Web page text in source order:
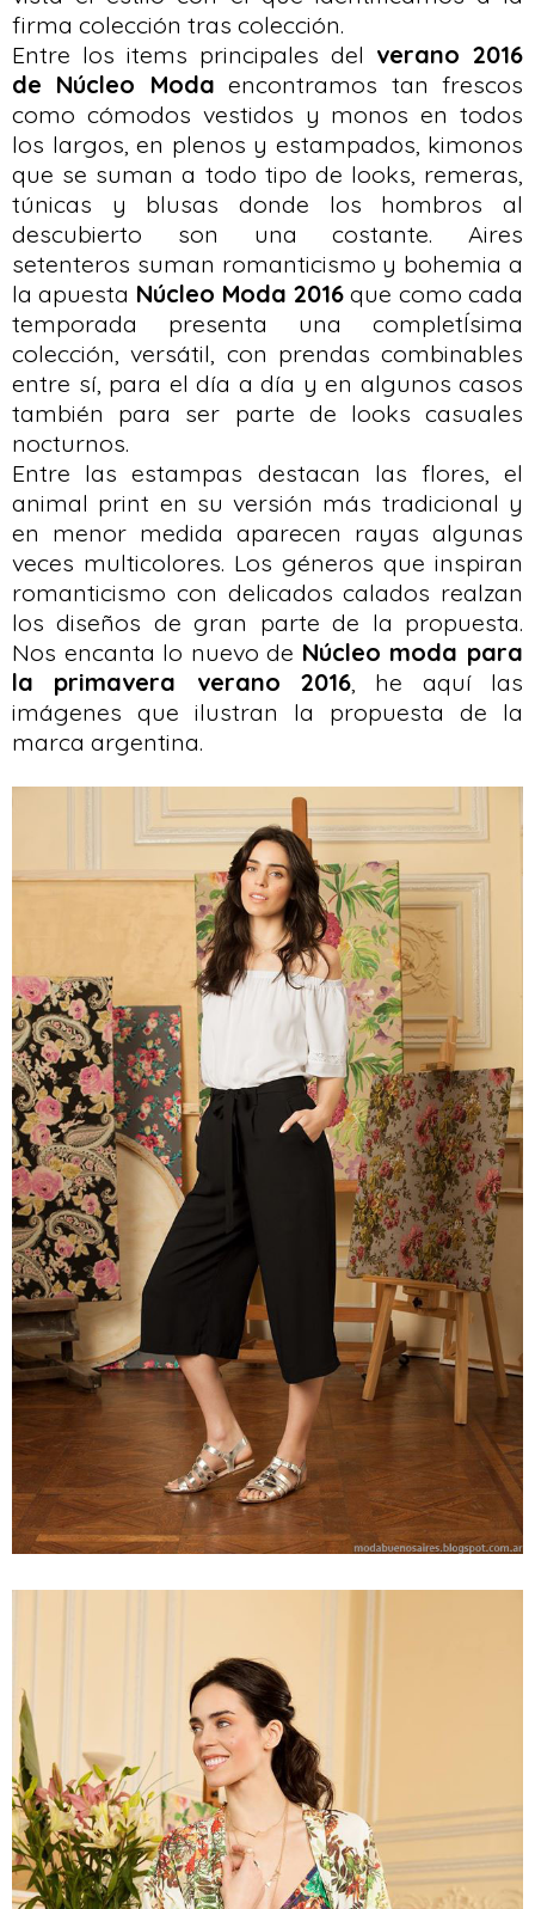
firma colección tras colección.
Entre los items principales del verano 2016
de Núcleo Moda encontramos tan frescos
como cómodos vestidos y monos en todos
los largos, en plenos y estampados, kimonos
que se suman a todo tipo de looks, remeras,
túnicas y blusas donde los hombros al
descubierto son una costante. Aires
setenteros suman romanticismo y bohemia a
la apuesta Núcleo Moda 2016 que como cada
temporada presenta una completÍsima
colección, versátil, con prendas combinables
entre sí, para el día a día y en algunos casos
también para ser parte de looks casuales
nocturnos.
Entre las estampas destacan las flores, el
animal print en su versión más tradicional y
en menor medida aparecen rayas algunas
veces multicolores. Los géneros que inspiran
romanticismo con delicados calados realzan
los diseños de gran parte de la propuesta.
Nos encanta lo nuevo de Núcleo moda para
la primavera verano 2016, he aquí las
imágenes que ilustran la propuesta de la
marca argentina.